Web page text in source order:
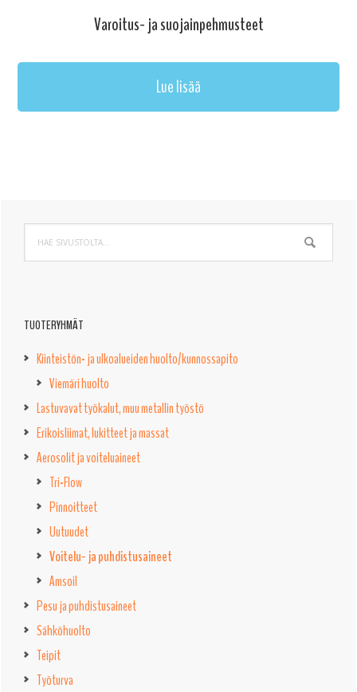
Varoitus- ja suojainpehmusteet
Lue lisää
Ensisijainen
sivupalkki
sivustolta...
TUOTERYHMÄT
Kiinteistön- ja ulkoalueiden huolto/kunnossapito
Viemäri huolto
Lastuvavat työkalut, muu metallin työstö
Erikoisliimat, lukitteet ja massat
Aerosolit ja voiteluaineet
Tri-Flow
Pinnoitteet
Uutuudet
Voitelu- ja puhdistusaineet
Amsoil
Pesu ja puhdistusaineet
Sähköhuolto
Teipit
Työturva